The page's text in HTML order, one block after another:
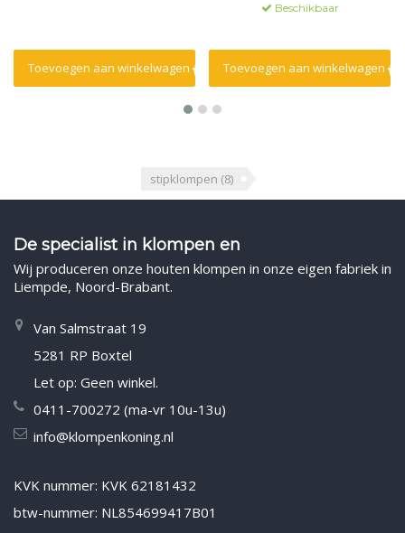
Toevoegen aan winkelwagen
Beschikbaar
Toevoegen aan winkelwagen
stipklompen (8)
De specialist in klompen en
Wij produceren onze houten klompen in onze eigen fabriek in
Liempde, Noord-Brabant.
Van Salmstraat 19
5281 RP Boxtel
Let op: Geen winkel.
0411-700272 (ma-vr 10u-13u)
info@klompenkoning.nl
KVK nummer: KVK 62181432
btw-nummer: NL854699417B01